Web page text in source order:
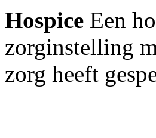
Hospice Een
zorginstelling
zorg heeft